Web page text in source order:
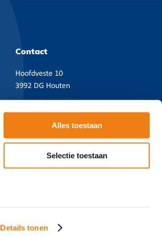
Details tonen
Alles toestaan
Selectie toestaan
Contact
Hoofdveste 10
3992 DG Houten
KVK 39092300